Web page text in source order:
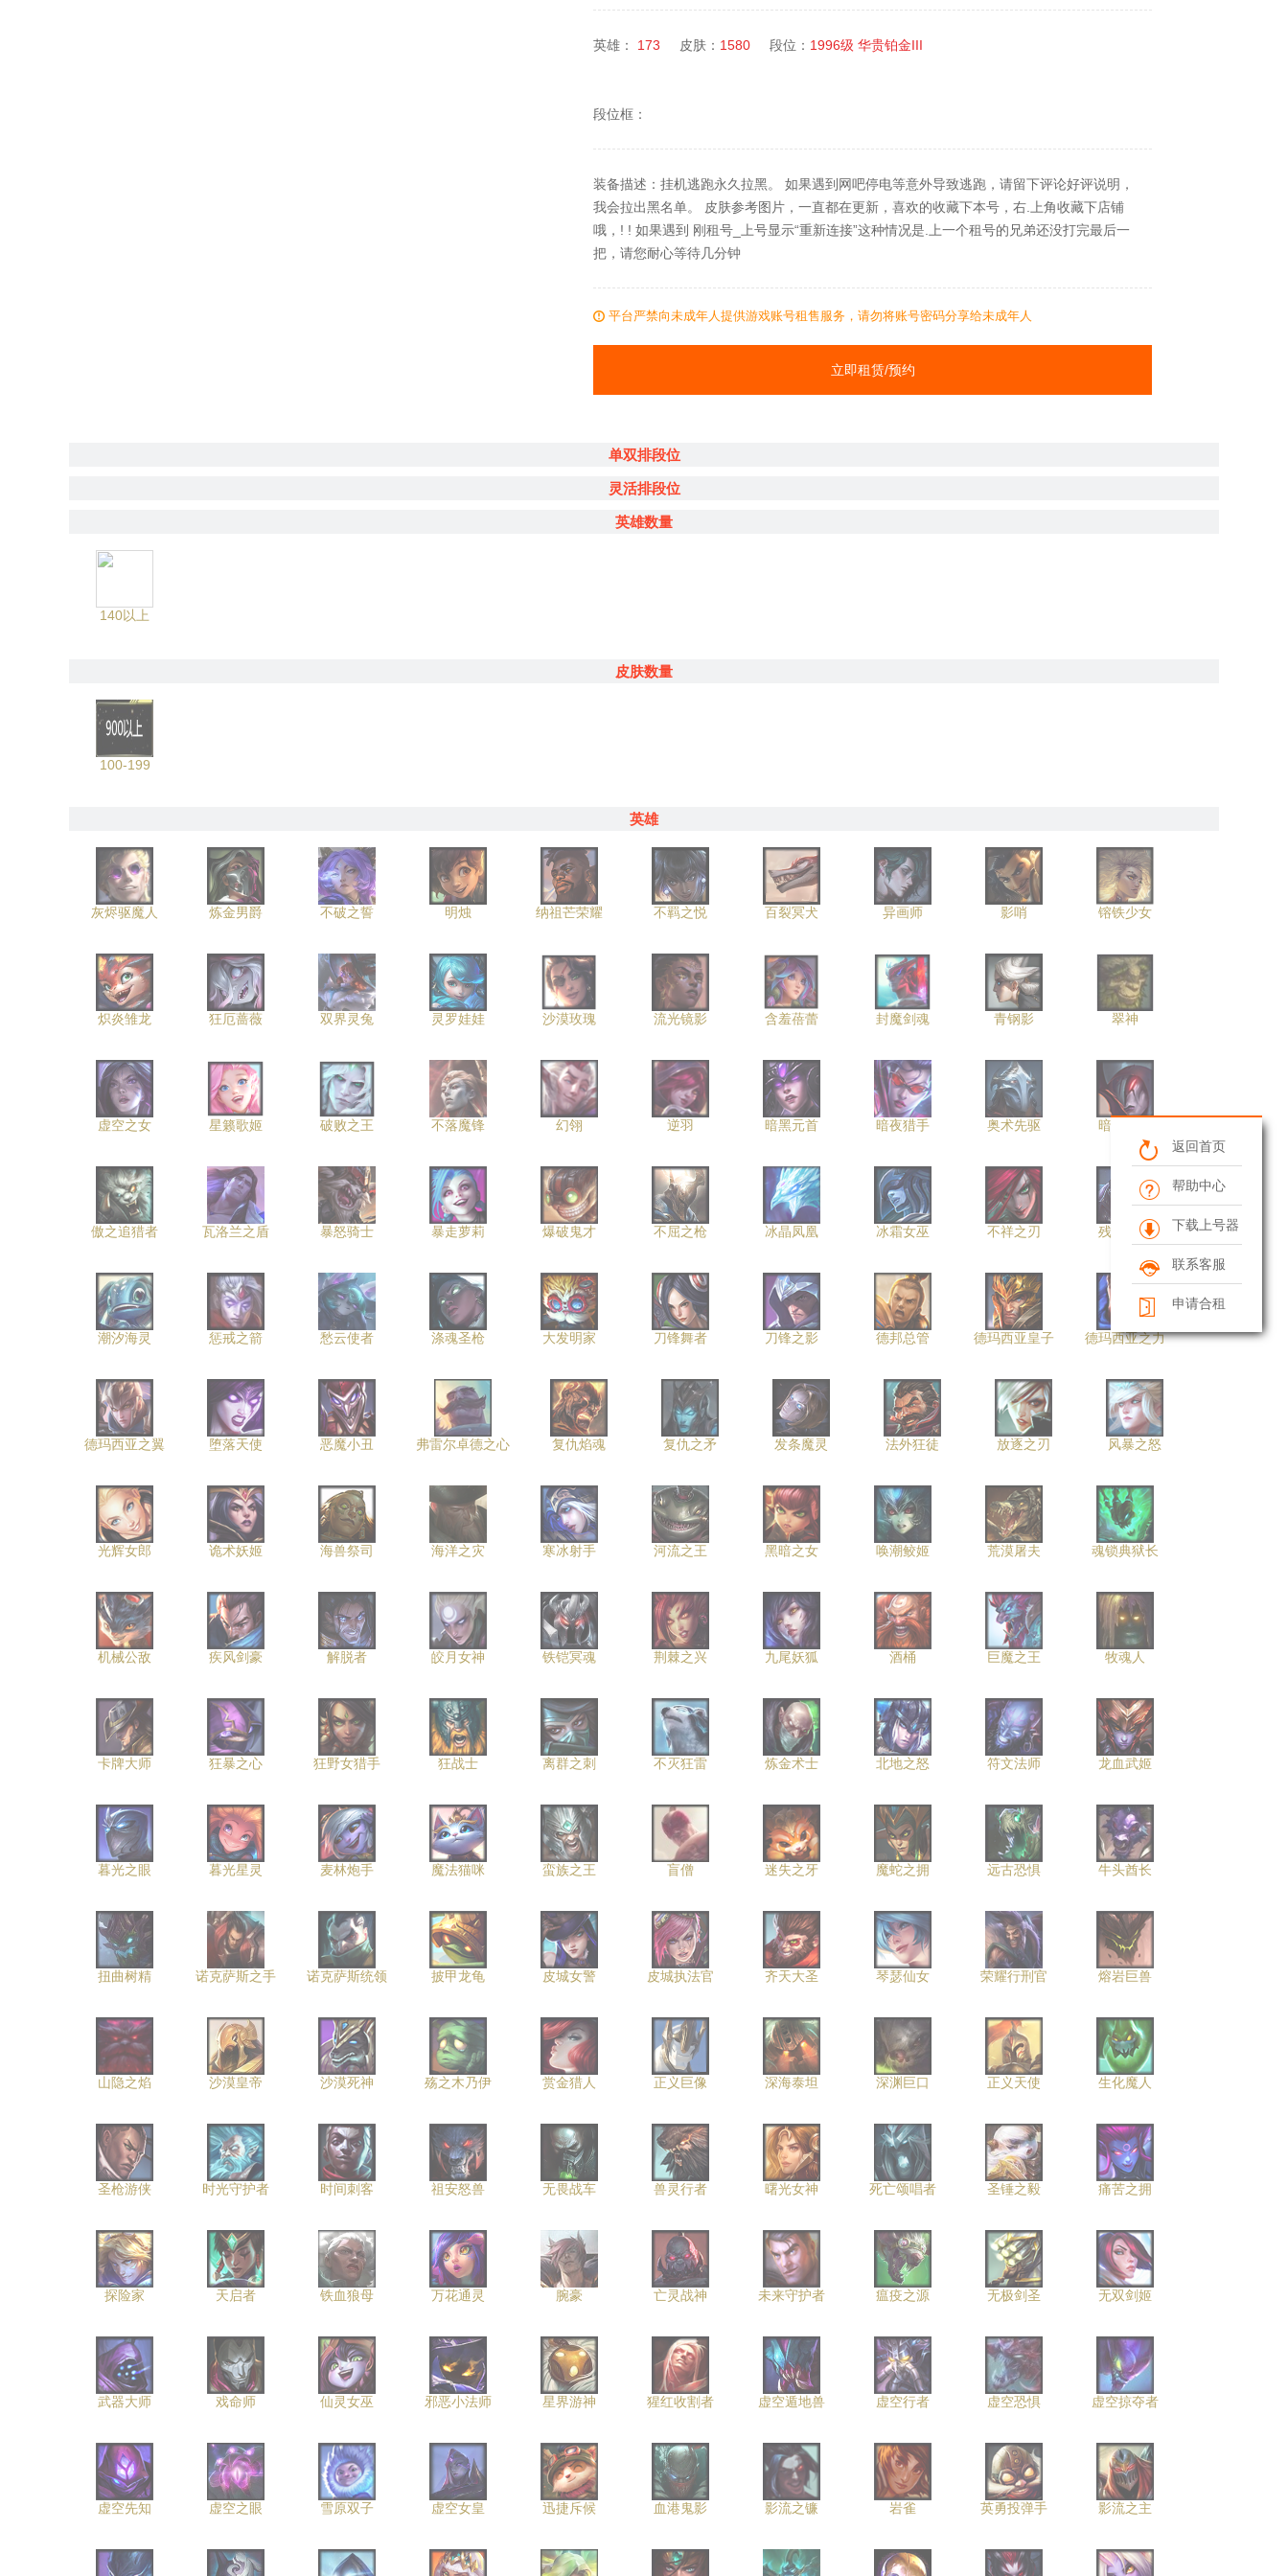
英雄： 173 皮肤： 1580 段位： 1996级 华贵铂金III
段位框：
装备描述：挂机逃跑永久拉黑。 如果遇到网吧停电等意外导致逃跑，请留下评论好评说明，
我会拉出黑名单。 皮肤参考图片，一直都在更新，喜欢的收藏下本号，右.上角收藏下店铺
哦，! ! 如果遇到 刚租号_上号显示“重新连接”这种情况是.上一个租号的兄弟还没打完最后一
把，请您耐心等待几分钟
平台严禁向未成年人提供游戏账号租售服务，请勿将账号密码分享给未成年人
立即租赁/预约
单双排段位
灵活排段位
英雄数量
140以上
皮肤数量
100-199
英雄
灰烬驱魔人 炼金男爵 不破之誓 明烛 纳祖芒荣耀 不羁之悦 百裂冥犬 异画师 影哨 镕铁少女
炽炎雏龙 狂厄蔷薇 双界灵兔 灵罗娃娃 沙漠玫瑰 流光镜影 含羞蓓蕾 封魔剑魂 青钢影 翠神
虚空之女 星籁歌姬 破败之王 不落魔锋 幻翎 逆羽 暗黑元首 暗夜猎手 奥术先驱 暗裔剑魔
傲之追猎者 瓦洛兰之盾 暴怒骑士 暴走萝莉 爆破鬼才 不屈之枪 冰晶凤凰 冰霜女巫 不祥之刃 残月之肃
潮汐海灵 惩戒之箭 愁云使者 涤魂圣枪 大发明家 刀锋舞者 刀锋之影 德邦总管 德玛西亚皇子 德玛西亚之力
德玛西亚之翼 堕落天使 恶魔小丑 弗雷尔卓德之心 复仇焰魂 复仇之矛 发条魔灵 法外狂徒 放逐之刃 风暴之怒
光辉女郎 诡术妖姬 海兽祭司 海洋之灾 寒冰射手 河流之王 黑暗之女 唤潮鲛姬 荒漠屠夫 魂锁典狱长
机械公敌 疾风剑豪 解脱者 皎月女神 铁铠冥魂 荆棘之兴 九尾妖狐 酒桶 巨魔之王 牧魂人
卡牌大师 狂暴之心 狂野女猎手 狂战士 离群之刺 不灭狂雷 炼金术士 北地之怒 符文法师 龙血武姬
暮光之眼 暮光星灵 麦林炮手 魔法猫咪 蛮族之王 盲僧 迷失之牙 魔蛇之拥 远古恐惧 牛头酋长
扭曲树精 诺克萨斯之手 诺克萨斯统领 披甲龙龟 皮城女警 皮城执法官 齐天大圣 琴瑟仙女 荣耀行刑官 熔岩巨兽
山隐之焰 沙漠皇帝 沙漠死神 殇之木乃伊 赏金猎人 正义巨像 深海泰坦 深渊巨口 正义天使 生化魔人
圣枪游侠 时光守护者 时间刺客 祖安怒兽 无畏战车 兽灵行者 曙光女神 死亡颂唱者 圣锤之毅 痛苦之拥
探险家 天启者 铁血狼母 万花通灵 腕豪 亡灵战神 未来守护者 瘟疫之源 无极剑圣 无双剑姬
武器大师 戏命师 仙灵女巫 邪恶小法师 星界游神 猩红收割者 虚空遁地兽 虚空行者 虚空恐惧 虚空掠夺者
虚空先知 虚空之眼 雪原双子 虚空女皇 迅捷斥候 血港鬼影 影流之镰 岩雀 英勇投弹手 影流之主
返回首页
帮助中心
下载上号器
联系客服
申请合租